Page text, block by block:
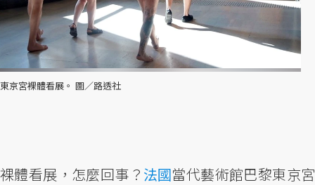
東京宮裸體看展。 圖／路透社
裸體看展，怎麼回事？ 法國當代藝術館巴黎東京宮